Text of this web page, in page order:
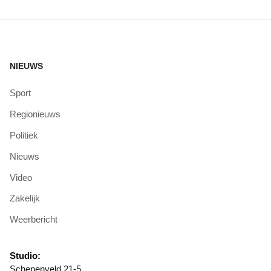
NIEUWS
Sport
Regionieuws
Politiek
Nieuws
Video
Zakelijk
Weerbericht
Studio: